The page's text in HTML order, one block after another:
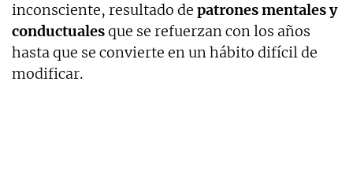
inconsciente, resultado de patrones mentales y
conductualesque se refuerzan con los años
hasta que se convierte en un hábito difícil de
modificar.